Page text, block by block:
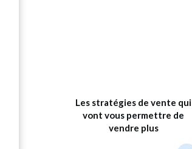
Les stratégies de vente qui
vont vous permettre de
vendre plus